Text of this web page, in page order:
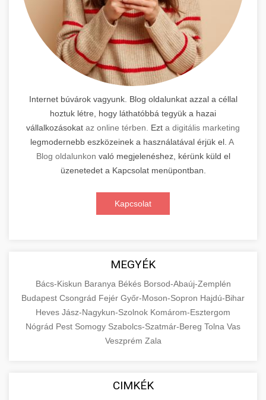
Internet búvárok vagyunk. Blog oldalunkat azzal a céllal
hoztuk létre, hogy láthatóbbá tegyük a hazai
vállalkozásokat az online térben. Ezt a digitális marketing
legmodernebb eszközeinek a használatával érjük el. A
Blog oldalunkon való megjelenéshez, kérünk küld el
üzenetedet a Kapcsolat menüpontban.
Kapcsolat
MEGYÉK
Bács-Kiskun Baranya Békés Borsod-Abaúj-Zemplén
Budapest Csongrád Fejér Győr-Moson-Sopron Hajdú-Bihar
Heves Jász-Nagykun-Szolnok Komárom-Esztergom
Nógrád Pest Somogy Szabolcs-Szatmár-Bereg Tolna Vas
Veszprém Zala
CIMKÉK